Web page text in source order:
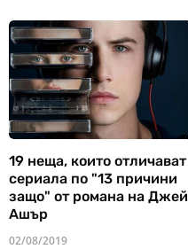
19 неща, които отличават
сериала по "13 причини
защо" от романа на Джей
Ашър
02/08/2019